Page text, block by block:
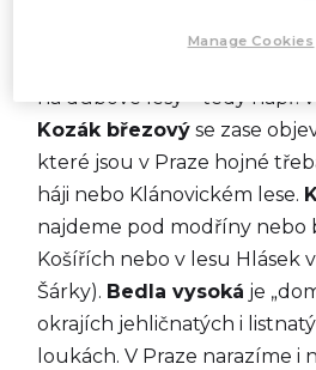
lese nebo v Modřanské rokli.
na dubové lesy – tedy např.
Kozák březový se zase
které jsou v Praze hojné
háji nebo Klánovickém lese.
najdeme pod modříny nebo
Košířích nebo v lesu Hlásek
Šárky). Bedla vysoká je
okrajích jehličnatých i
loukách. V Praze narazíme i
Manage Cookies